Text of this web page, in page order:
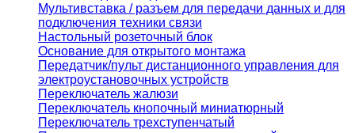
Мультивставка / разъем для передачи данных и для
подключения техники связи
Настольный розеточный блок
Основание для открытого монтажа
Передатчик/пульт дистанционного управления для
электроустановочных устройств
Переключатель жалюзи
Переключатель кнопочный миниатюрный
Переключатель трехступенчатый